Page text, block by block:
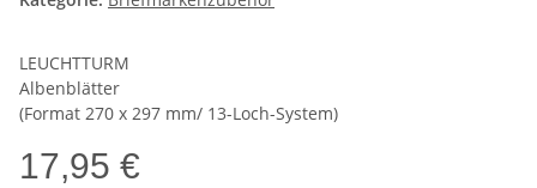
LEUCHTTURM
Albenblätter
(Format 270 x 297 mm/ 13-Loch-System)
17,95 €